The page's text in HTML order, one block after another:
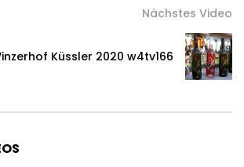
Nächstes Video
Küssler 2020 w4tv166